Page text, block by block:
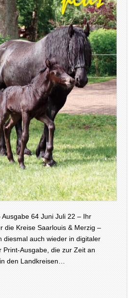
Ausgabe 64 Juni Juli 22 – Ihr
die Kreise Saarlouis & Merzig –
diesmal auch wieder in digitaler
Print-Ausgabe, die zur Zeit an
den Landkreisen…